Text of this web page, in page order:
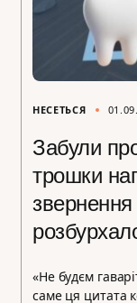
НЕСЕТЬСЯ
Забули
трошки
«Не будєм
саме ця цитата